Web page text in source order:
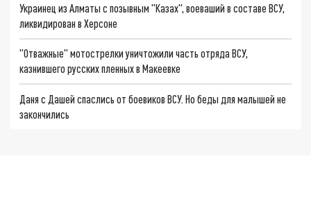
Украинец из Алматы с позывным "Казах", воеваший в составе ВСУ,
ликвидирован в Херсоне
"Отважные" мотострелки уничтожили часть отряда ВСУ,
казнившего русских пленных в Макеевке
Даня с Дашей спаслись от боевиков ВСУ. Но беды для малышей не
закончились